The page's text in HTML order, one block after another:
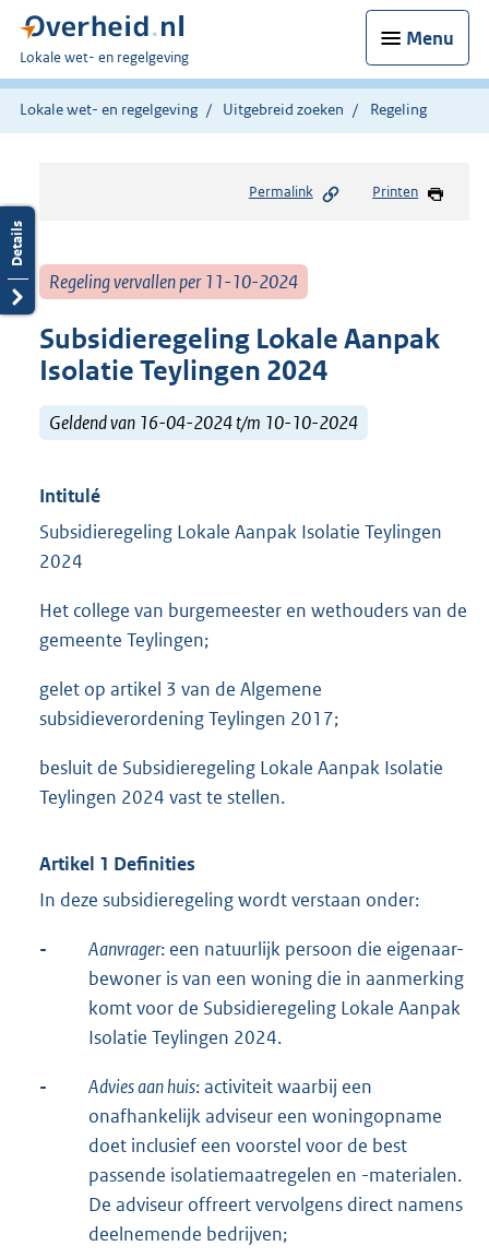
Menu
U
bent
hier:
Lokale wet- en regelgeving
Lokale wet- en regelgeving Uitgebreid zoeken Regeling
Permalink Printen
Regeling vervallen per 11-10-2024
Subsidieregeling Lokale Aanpak
Isolatie Teylingen 2024
Geldend van 16-04-2024 t/m 10-10-2024
Intitulé
Subsidieregeling Lokale Aanpak Isolatie Teylingen
2024
Het college van burgemeester en wethouders van de
gemeente Teylingen;
gelet op artikel 3 van de Algemene
subsidieverordening Teylingen 2017;
besluit de Subsidieregeling Lokale Aanpak Isolatie
Teylingen 2024 vast te stellen.
Artikel 1 Definities
In deze subsidieregeling wordt verstaan onder:
- Aanvrager: een natuurlijk persoon die eigenaar-
bewoner is van een woning die in aanmerking
komt voor de Subsidieregeling Lokale Aanpak
Isolatie Teylingen 2024.
- Advies aan huis: activiteit waarbij een
onafhankelijk adviseur een woningopname
doet inclusief een voorstel voor de best
passende isolatiemaatregelen en -materialen.
De adviseur offreert vervolgens direct namens
deelnemende bedrijven;